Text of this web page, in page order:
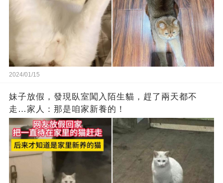
2024/01/15
妹子放假，發現臥室闖入陌生貓，趕了兩天都不
走…家人：那是咱家新養的！